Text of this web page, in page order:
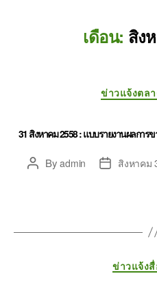
เดือน: สิง
ข่าวแจ้งตล
31 สิงหาคม 2558 : แบบรายงานผลการ
Byadmin สิงหาคม
ข่าวแจ้ง